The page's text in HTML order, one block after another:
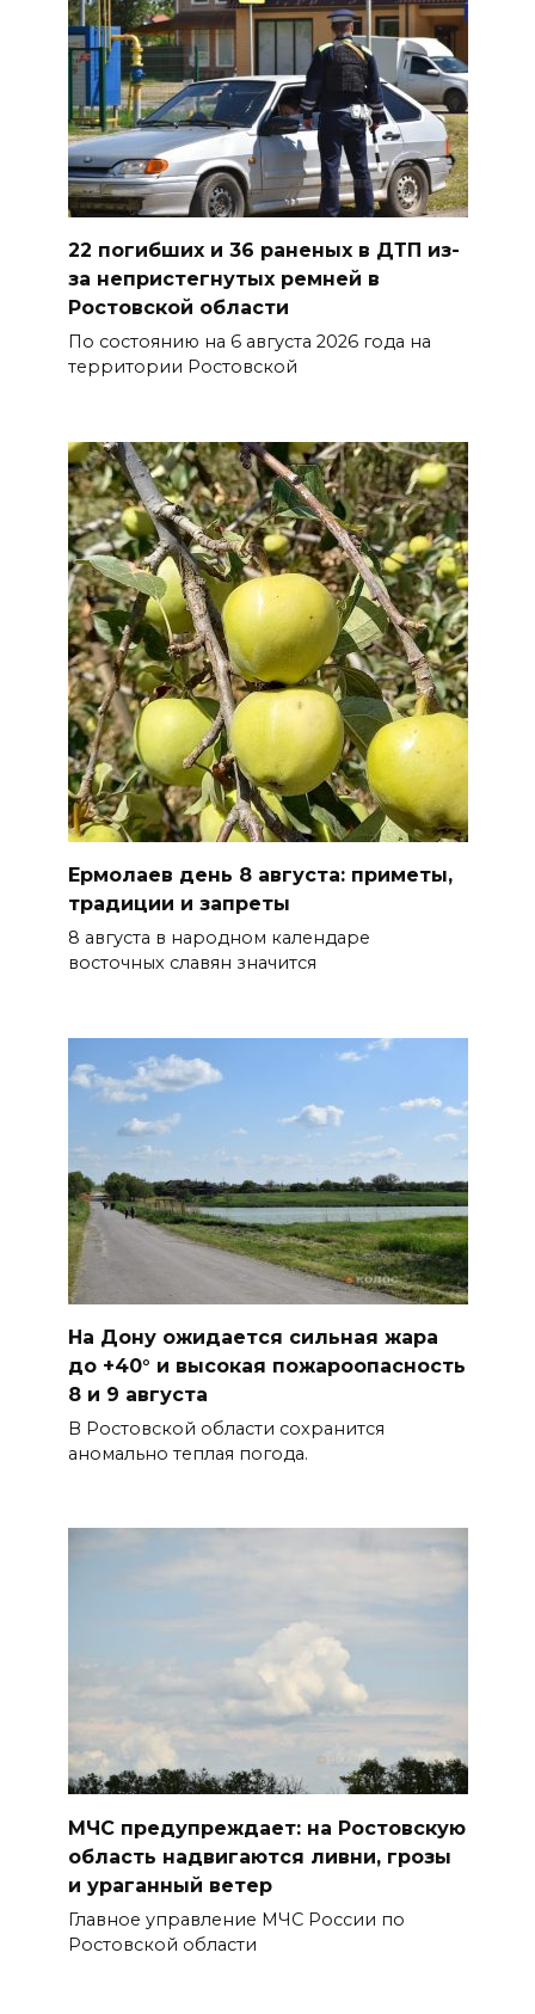
Сносить нельзя, сохранять
нечем: как ростовчане
спасают доходный дом
Рувинского от запустения
08 августа 2026 14:04
В Волгодонске мужчина
поджег газ в квартире
бывшей жены, эвакуированы
08 августа 2026 13:19
жителей Ростовской области
с Днем физкультурника
08 августа 2026 10:49
Ростовчане оказались среди
эвакуированных с пляжа в
Новороссийске
08 августа 2026 10:40
В Ростовской области
ликвидировали 16
техногенных пожаров и 30
08 августа 2026 10:35
В Ростовской области
высокого риска пожаров
08 августа 2026 09:32
Утром над акваторией
Азовского моря сбили
вражеские БПЛА
БОЛЬШЕ НОВОСТЕЙ
22 погибших и 36 раненых в ДТП из-
за непристегнутых ремней в
Ростовской области
По состоянию на 6 августа 2026 года на
территории Ростовской
Ермолаев день 8 августа: приметы,
традиции и запреты
8 августа в народном календаре
восточных славян значится
На Дону ожидается сильная жара
до +40° и высокая пожароопасность
8 и 9 августа
В Ростовской области сохранится
аномально теплая погода.
МЧС предупреждает: на Ростовскую
область надвигаются ливни, грозы
и ураганный ветер
Главное управление МЧС России по
Ростовской области